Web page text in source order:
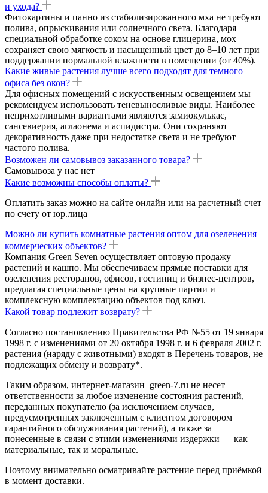
и ухода?
Фитокартины и панно из стабилизированного мха не требуют
полива, опрыскивания или солнечного света. Благодаря
специальной обработке соком на основе глицерина, мох
сохраняет свою мягкость и насыщенный цвет до 8–10 лет при
поддержании нормальной влажности в помещении (от 40%).
Какие живые растения лучше всего подходят для темного
офиса без окон?
Для офисных помещений с искусственным освещением мы
рекомендуем использовать теневыносливые виды. Наиболее
неприхотливыми вариантами являются замиокулькас,
сансевиерия, аглаонема и аспидистра. Они сохраняют
декоративность даже при недостатке света и не требуют
частого полива.
Возможен ли самовывоз заказанного товара?
Самовывоза у нас нет
Какие возможны способы оплаты?
Оплатить заказ можно на сайте онлайн или на расчетный счет
по счету от юр.лица
Можно ли купить комнатные растения оптом для озеленения
коммерческих объектов?
Компания Green Seven осуществляет оптовую продажу
растений и кашпо. Мы обеспечиваем прямые поставки для
озеленения ресторанов, офисов, гостиниц и бизнес-центров,
предлагая специальные цены на крупные партии и
комплексную комплектацию объектов под ключ.
Какой товар подлежит возврату?
Согласно постановлению Правительства РФ №55 от 19 января
1998 г. с изменениями от 20 октября 1998 г. и 6 февраля 2002 г.
растения (наряду с животными) входят в Перечень товаров, не
подлежащих обмену и возврату*.
Таким образом, интернет-магазин green-7.ru не несет
ответственности за любое изменение состояния растений,
переданных покупателю (за исключением случаев,
предусмотренных заключенным с клиентом договором
гарантийного обслуживания растений), а также за
понесенные в связи с этими изменениями издержки — как
материальные, так и моральные.
Поэтому внимательно осматривайте растение перед приёмкой
в момент доставки.